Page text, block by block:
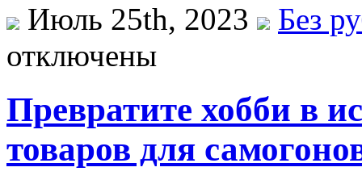
Июль 25th, 2023
Без
отключены
Превратите хобби в
товаров для